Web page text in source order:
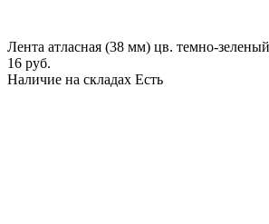
Лента атласная (38 мм) цв. темно-
16 руб.
Наличие на складах Есть